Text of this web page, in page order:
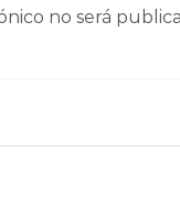
no será